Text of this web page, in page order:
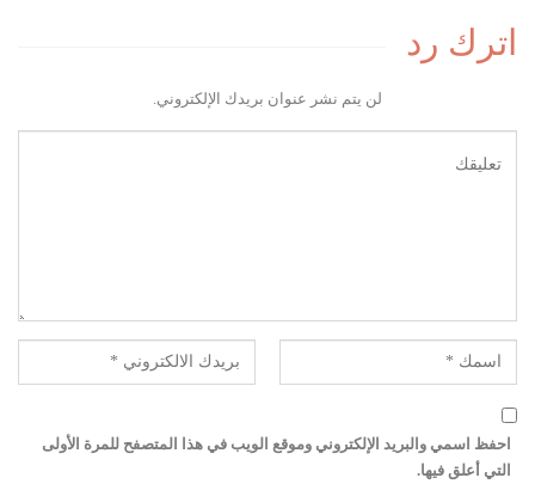
اترك رد
لن يتم نشر عنوان بريدك الإلكتروني.
احفظ اسمي والبريد الإلكتروني وموقع الويب في هذا المتصفح للمرة الأولى
التي أعلق فيها.